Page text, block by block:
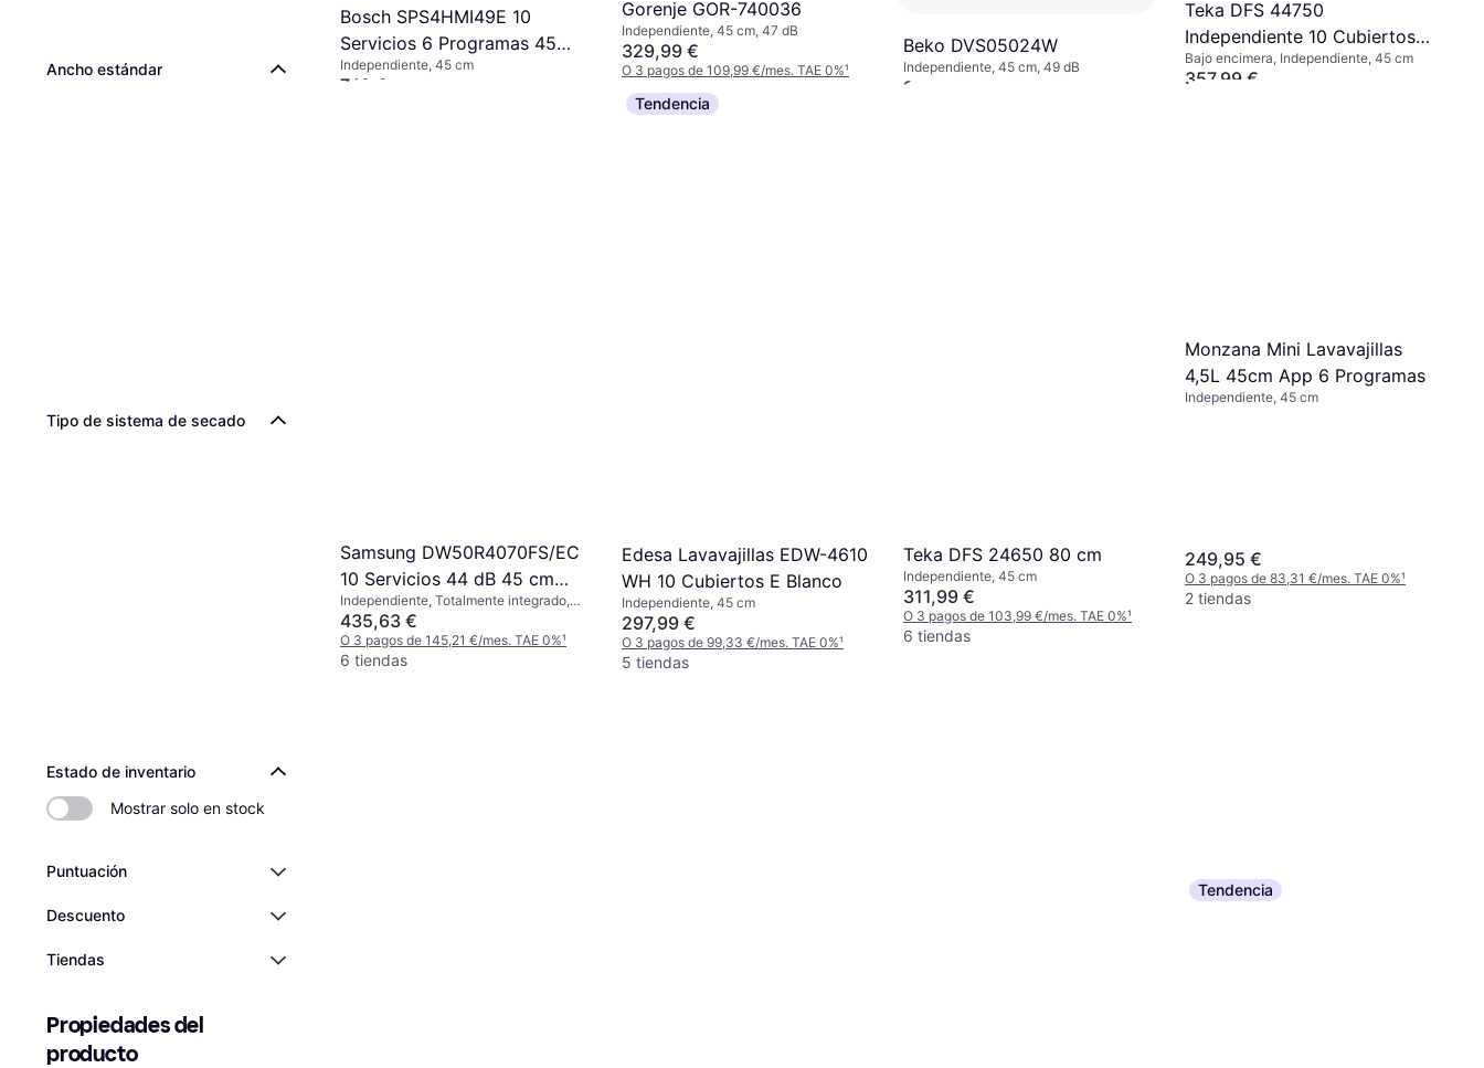
Ancho estándar
Tipo de sistema de secado
Estado de inventario
Mostrar solo en stock
Puntuación
Descuento
Tiendas
Propiedades del
producto
Bosch SPS4HMI49E 10
Servicios 6 Programas 45
cm Silence Plus
Independiente, 45 cm
749 €
Gorenje GOR-740036
Independiente, 45 cm, 47 dB
329,99 €
O 3 pagos de 109,99 €/mes. TAE 0%¹
2 tiendas
Beko DVS05024W
Independiente, 45 cm, 49 dB
281 €
Teka DFS 44750
Independiente 10 Cubiertos
E
Bajo encimera, Independiente, 45 cm
357,99 €
Samsung DW50R4070FS/EC
10 Servicios 44 dB 45 cm
Acero inoxidable
Independiente, Totalmente integrado,
45 cm
435,63 €
O 3 pagos de 145,21 €/mes. TAE 0%¹
6 tiendas
Tendencia
Edesa Lavavajillas EDW-4610
WH 10 Cubiertos E Blanco
Independiente, 45 cm
297,99 €
O 3 pagos de 99,33 €/mes. TAE 0%¹
5 tiendas
Teka DFS 24650 80 cm
Independiente, 45 cm
311,99 €
O 3 pagos de 103,99 €/mes. TAE 0%¹
6 tiendas
Monzana Mini Lavavajillas
4,5L 45cm App 6 Programas
Independiente, 45 cm
249,95 €
O 3 pagos de 83,31 €/mes. TAE 0%¹
2 tiendas
Tendencia